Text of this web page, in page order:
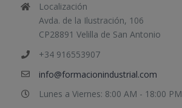
Localización
Avda. de la Ilustración, 106
CP28891 Velilla de San Antonio
+34 916553907
info@formacionindustrial.com
Lunes a Viernes: 8:00 AM - 18:00 PM